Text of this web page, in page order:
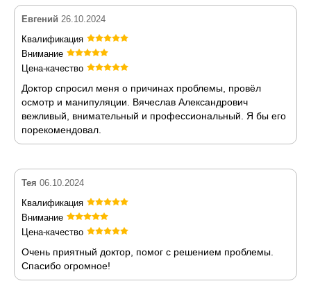
Евгений 26.10.2024
Квалификация
Внимание
Цена-качество
Доктор спросил меня о причинах проблемы, провёл
осмотр и манипуляции. Вячеслав Александрович
вежливый, внимательный и профессиональный. Я бы его
порекомендовал.
Тея 06.10.2024
Квалификация
Внимание
Цена-качество
Очень приятный доктор, помог с решением проблемы.
Спасибо огромное!